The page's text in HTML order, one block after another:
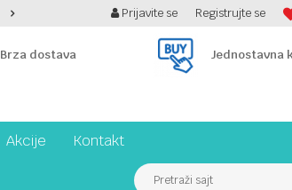
BESPLATNA ISPORUKA PREKO 7900 din!
Prijavite se Registrujte se
Brza dostava Jednostavna
Akcije Kontakt
Pretraži sajt